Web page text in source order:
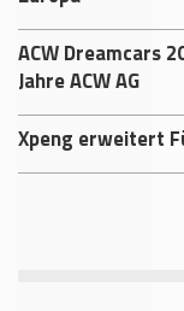
ACW Dreamcars
Jahre ACW AG
Xpeng erweitert